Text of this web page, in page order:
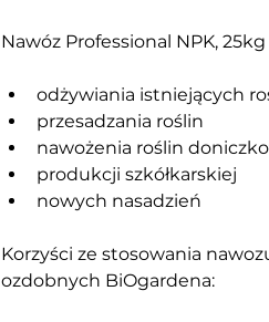
Nawóz Professional NPK,
odżywiania istniejących
przesadzania roślin
nawożenia roślin
produkcji szkółkarskiej
nowych nasadzień
Korzyści ze stosowania
ozdobnych BiOgardena: